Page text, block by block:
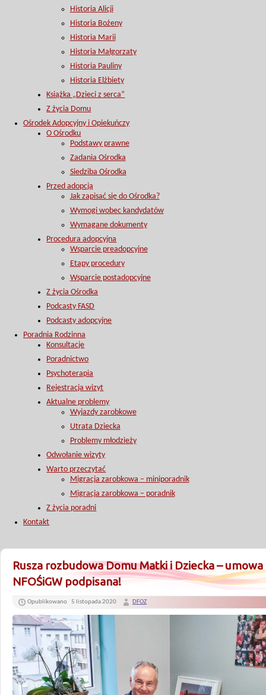
Historia Alicji
Historia Bożeny
Historia Marii
Historia Małgorzaty
Historia Pauliny
Historia Elżbiety
Książka „Dzieci z serca”
Z życia Domu
Ośrodek Adopcyjny i Opiekuńczy
O Ośrodku
Podstawy prawne
Zadania Ośrodka
Siedziba Ośrodka
Przed adopcją
Jak zapisać się do Ośrodka?
Wymogi wobec kandydatów
Wymagane dokumenty
Procedura adopcyjna
Wsparcie preadopcyjne
Etapy procedury
Wsparcie postadopcyjne
Z życia Ośrodka
Podcasty FASD
Podcasty adopcyjne
Poradnia Rodzinna
Konsultacje
Poradnictwo
Psychoterapia
Rejestracja wizyt
Aktualne problemy
Wyjazdy zarobkowe
Utrata Dziecka
Problemy młodzieży
Odwołanie wizyty
Warto przeczytać
Migracja zarobkowa – miniporadnik
Migracja zarobkowa – poradnik
Z życia poradni
Kontakt
Rusza rozbudowa Domu Matki i Dziecka – umowa
NFOŚiGW podpisana!
Opublikowano 5 listopada 2020 DFOZ